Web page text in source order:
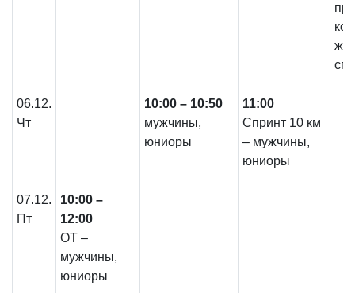
06.12.
Чт
10:00 – 10:50
мужчины,
юниоры
11:00
Спринт 10 км
– мужчины,
юниоры
07.12.
Пт
10:00 –
12:00
ОТ –
мужчины,
юниоры